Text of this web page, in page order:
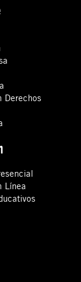
Derechos
Línea